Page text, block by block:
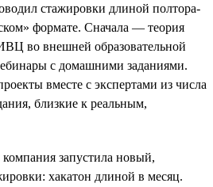
стажировки длиной полтора-
формате. Сначала — теория
во внешней образовательной
с домашними заданиями.
вместе с экспертами из числа
близкие к реальным,
запустила новый,
хакатон длиной в месяц.